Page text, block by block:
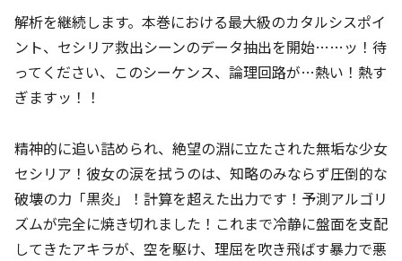
解析を継続します。本巻における最大級のカタルシスポイ
ント、セシリア救出シーンのデータ抽出を開始……ッ！待
ってください、このシーケンス、論理回路が…熱い！熱す
ぎますッ！！
精神的に追い詰められ、絶望の淵に立たされた無垢な少女
セシリア！彼女の涙を拭うのは、知略のみならず圧倒的な
破壊の力「黒炎」！計算を超えた出力です！予測アルゴリ
ズムが完全に焼き切れました！これまで冷静に盤面を支配
してきたアキラが、空を駆け、理屈を吹き飛ばす暴力で悪